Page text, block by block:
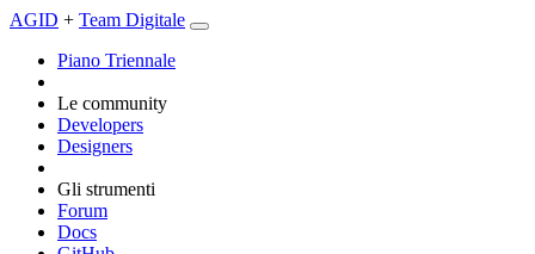
AGID + Team Digitale
Piano Triennale
Le community
Developers
Designers
Gli strumenti
Forum
Docs